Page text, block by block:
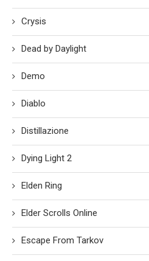
Crysis
Dead by Daylight
Demo
Diablo
Distillazione
Dying Light 2
Elden Ring
Elder Scrolls Online
Escape From Tarkov